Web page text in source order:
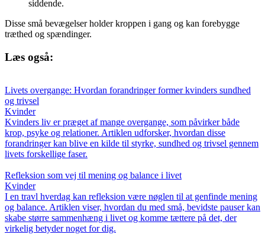
siddende.
Disse små bevægelser holder kroppen i gang og kan forebygge
træthed og spændinger.
Læs også:
Livets overgange: Hvordan forandringer former kvinders sundhed
og trivsel
Kvinder
Kvinders liv er præget af mange overgange, som påvirker både
krop, psyke og relationer. Artiklen udforsker, hvordan disse
forandringer kan blive en kilde til styrke, sundhed og trivsel gennem
livets forskellige faser.
Refleksion som vej til mening og balance i livet
Kvinder
I en travl hverdag kan refleksion være nøglen til at genfinde mening
og balance. Artiklen viser, hvordan du med små, bevidste pauser kan
skabe større sammenhæng i livet og komme tættere på det, der
virkelig betyder noget for dig.